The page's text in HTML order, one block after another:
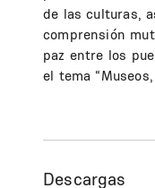
de las culturas,
comprensión
paz entre los
el tema
Descargas